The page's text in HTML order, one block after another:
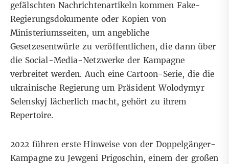
gefälschten Nachrichtenartikeln kommen Fake-
Regierungsdokumente oder Kopien von
Ministeriumsseiten, um angebliche
Gesetzesentwürfe zu veröffentlichen, die dann über
die Social-Media-Netzwerke der Kampagne
verbreitet werden. Auch eineCartoon-Serie, die die
ukrainische Regierung um Präsident Wolodymyr
Selenskyj lächerlich macht, gehört zu ihrem
Repertoire.
2022 führen erste Hinweise von der Doppelgänger-
Kampagnezu Jewgeni Prigoschin, einem der großen